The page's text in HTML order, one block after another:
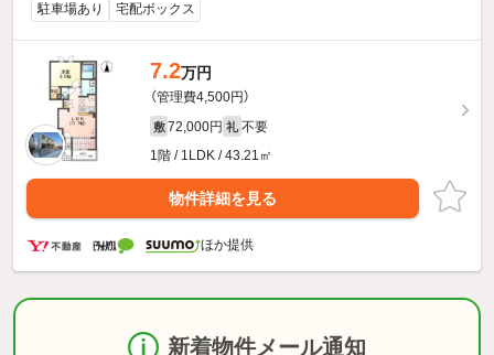
駐車場あり 宅配ボックス
7.2万円
（管理費4,500円）
敷 72,000円 礼 不要
1階 / 1LDK / 43.21㎡
物件詳細を見る
ほか提供
新着物件メール通知